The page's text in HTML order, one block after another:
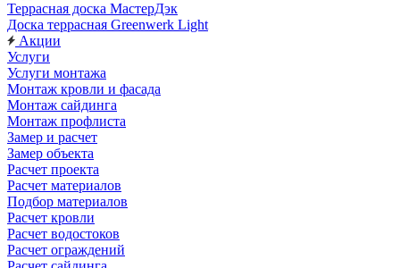
Террасная доска МастерДэк
Доска террасная Greenwerk Light
Акции
Услуги
Услуги монтажа
Монтаж кровли и фасада
Монтаж сайдинга
Монтаж профлиста
Замер и расчет
Замер объекта
Расчет проекта
Расчет материалов
Подбор материалов
Расчет кровли
Расчет водостоков
Расчет ограждений